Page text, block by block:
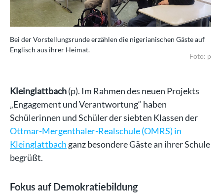
Bei der Vorstellungsrunde erzählen die nigerianischen Gäste auf
Englisch aus ihrer Heimat.
Foto: p
Kleinglattbach(p). Im Rahmen des neuen Projekts
„Engagement und Verantwortung“ haben
Schülerinnen und Schüler der siebten Klassen der
Ottmar-Mergenthaler-Realschule (OMRS) in
Kleinglattbach ganz besondere Gäste an ihrer Schule
begrüßt.
Fokus auf Demokratiebildung